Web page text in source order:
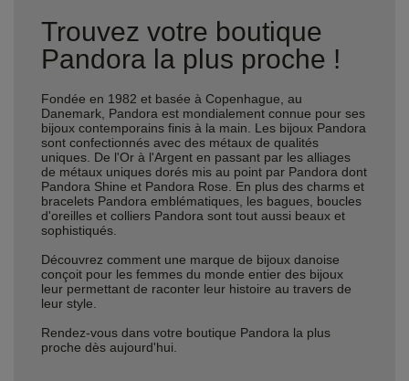
Trouvez votre boutique
Pandora la plus proche !
Fondée en 1982 et basée à Copenhague, au
Danemark, Pandora est mondialement connue pour ses
bijoux contemporains finis à la main. Les bijoux Pandora
sont confectionnés avec des métaux de qualités
uniques. De l'Or à l'Argent en passant par les alliages
de métaux uniques dorés mis au point par Pandora dont
Pandora Shine et Pandora Rose. En plus des charms et
bracelets Pandora emblématiques, les bagues, boucles
d'oreilles et colliers Pandora sont tout aussi beaux et
sophistiqués.
Découvrez comment une marque de bijoux danoise
conçoit pour les femmes du monde entier des bijoux
leur permettant de raconter leur histoire au travers de
leur style.
Rendez-vous dans votre boutique Pandora la plus
proche dès aujourd'hui.